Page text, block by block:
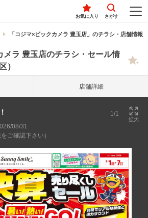
お気に入り さがす
「コジマ×ビックカメラ 豊玉店」のチラシ・店舗情報
メラ 豊玉店のチラシ・セール情
）
店舗詳細
1/1
拡大
08/31
ご確認下さい）